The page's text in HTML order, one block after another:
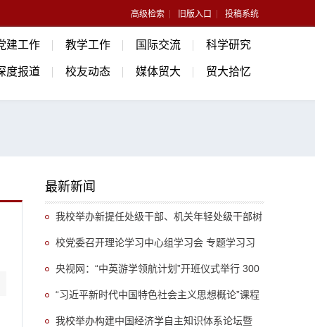
高级检索 旧版入口 投稿系统
建工作 教学工作 国际交流 科学研究
度报道 校友动态 媒体贸大 贸大拾忆
最新新闻
我校举办新提任处级干部、机关年轻处级干部树
立和践行正确政绩观专题培训班
校党委召开理论学习中心组学习会 专题学习习
近平总书记关于推动哲学社会科学高质量发展的重
要指示精神
央视网：“中英游学领航计划”开班仪式举行 300
余名英国学生开启“游学中国”旅程
“习近平新时代中国特色社会主义思想概论”课程
“UIBE新思想大讲堂”第九讲开讲
我校举办构建中国经济学自主知识体系论坛暨